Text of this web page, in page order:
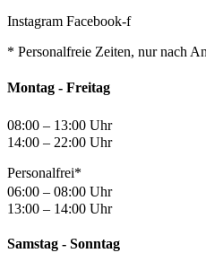
Instagram Facebook-f
* Personalfreie Zeiten, nur nach
Montag - Freitag
08:00 – 13:00 Uhr
14:00 – 22:00 Uhr
Personalfrei*
06:00 – 08:00 Uhr
13:00 – 14:00 Uhr
Samstag - Sonntag